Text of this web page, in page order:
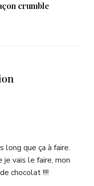
crumble
long que ça à faire.
vais le faire, mon
chocolat !!!!